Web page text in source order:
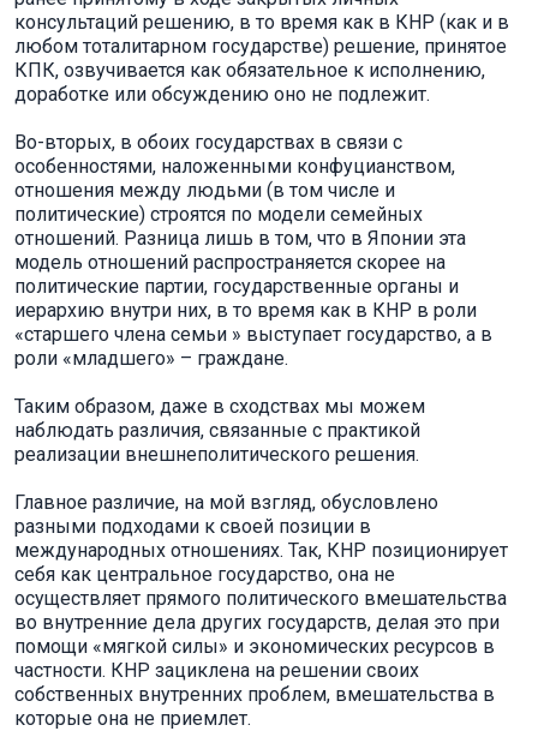
консультаций решению, в то время как в КНР (как и в
любом тоталитарном государстве) решение, принятое
КПК, озвучивается как обязательное к исполнению,
доработке или обсуждению оно не подлежит.
Во-вторых, в обоих государствах в связи с
особенностями, наложенными конфуцианством,
отношения между людьми (в том числе и
политические) строятся по модели семейных
отношений. Разница лишь в том, что в Японии эта
модель отношений распространяется скорее на
политические партии, государственные органы и
иерархию внутри них, в то время как в КНР в роли
«старшего члена семьи » выступает государство, а в
роли «младшего» – граждане.
Таким образом, даже в сходствах мы можем
наблюдать различия, связанные с практикой
реализации внешнеполитического решения.
Главное различие, на мой взгляд, обусловлено
разными подходами к своей позиции в
международных отношениях. Так, КНР позиционирует
себя как центральное государство, она не
осуществляет прямого политического вмешательства
во внутренние дела других государств, делая это при
помощи «мягкой силы» и экономических ресурсов в
частности. КНР зациклена на решении своих
собственных внутренних проблем, вмешательства в
которые она не приемлет.